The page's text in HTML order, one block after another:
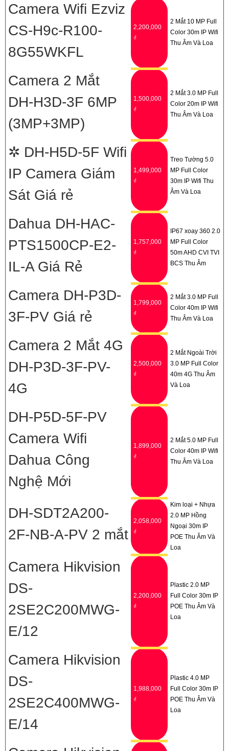
Camera Wifi Ezviz
CS-H9c-R100-
8G55WKFL
2,200,000
₫
2 Mắt 10 MP Full
Color 30m IP Wifi
Thu Âm Và Loa
Camera 2 Mắt
DH-H3D-3F 6MP
(3MP+3MP)
1,500,000
₫
2 Mắt 3.0 MP Full
Color 20m IP Wifi
Thu Âm Và Loa
✲ DH-H5D-5F Wifi
IP Camera Giám
Sát Giá rẻ
1,499,000
₫
Treo Tường 5.0
MP Full Color
30m IP Wifi Thu
Âm Và Loa
Dahua DH-HAC-
PTS1500CP-E2-
IL-A Giá Rẻ
1,757,000
₫
IP67 xoay 360 2.0
MP Full Color
50m AHD CVI TVI
BCS Thu Âm
Camera DH-P3D-
3F-PV Giá rẻ
1,799,000
₫
2 Mắt 3.0 MP Full
Color 40m IP Wifi
Thu Âm Và Loa
Camera 2 Mắt 4G
DH-P3D-3F-PV-
4G
2,500,000
₫
2 Mắt Ngoài Trời
3.0 MP Full Color
40m 4G Thu Âm
Và Loa
DH-P5D-5F-PV
Camera Wifi
Dahua Công
Nghệ Mới
1,899,000
₫
2 Mắt 5.0 MP Full
Color 40m IP Wifi
Thu Âm Và Loa
DH-SDT2A200-
2F-NB-A-PV 2 mắt
2,058,000
₫
Kim loại + Nhựa
2.0 MP Hồng
Ngoại 30m IP
POE Thu Âm Và
Loa
Camera Hikvision
DS-
2SE2C200MWG-
E/12
2,200,000
₫
Plastic 2.0 MP
Full Color 30m IP
POE Thu Âm Và
Loa
Camera Hikvision
DS-
2SE2C400MWG-
E/14
1,988,000
₫
Plastic 4.0 MP
Full Color 30m IP
POE Thu Âm Và
Loa